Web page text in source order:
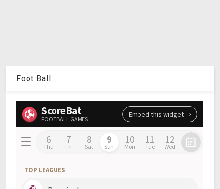
Foot Ball